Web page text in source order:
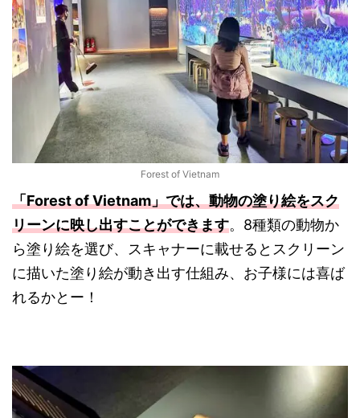
Forest of Vietnam
「Forest of Vietnam」では、動物の塗り絵をスク
リーンに映し出すことができます。8種類の動物か
ら塗り絵を選び、スキャナーに載せるとスクリーン
に描いた塗り絵が動き出す仕組み、お子様には喜ば
れるかとー！